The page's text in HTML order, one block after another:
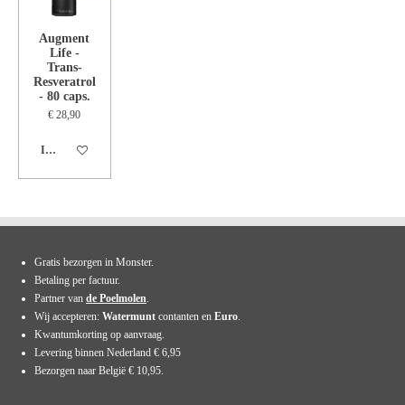
Augment
Life -
Trans-
Resveratrol
- 80 caps.
€ 28,90
In winkelwagen
Gratis bezorgen in Monster.
Betaling per factuur.
Partner van de Poelmolen.
Wij accepteren: Watermunt contanten en Euro.
Kwantumkorting op aanvraag.
Levering binnen Nederland € 6,95
Bezorgen naar België € 10,95.